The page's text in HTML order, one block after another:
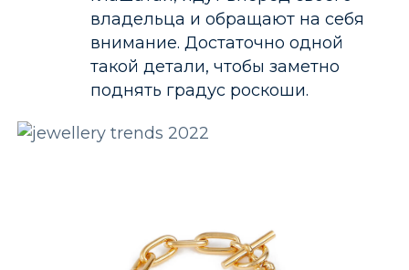
владельца и обращают на себя
внимание. Достаточно одной
такой детали, чтобы заметно
поднять градус роскоши.